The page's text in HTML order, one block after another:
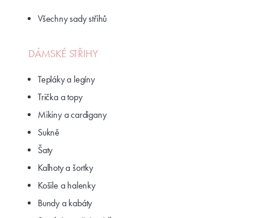
Všechny sady střihů
DÁMSKÉ STŘIHY
Tepláky a legíny
Trička a topy
Mikiny a cardigany
Sukně
Šaty
Kalhoty a šortky
Košile a halenky
Bundy a kabáty